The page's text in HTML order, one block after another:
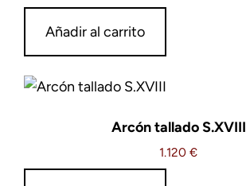
Añadir al carrito
Arcón tallado S.XVIII
1.120 €